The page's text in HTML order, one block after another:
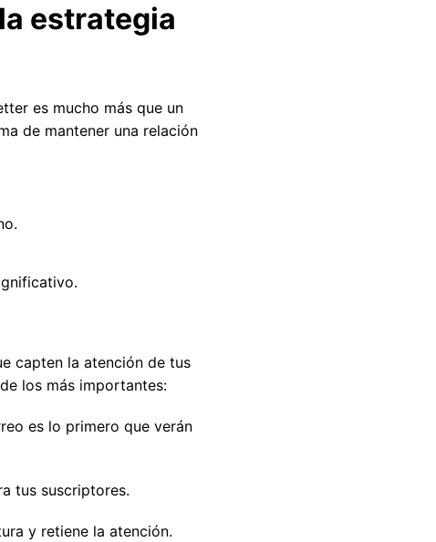
estrategia
es mucho más que un
de mantener una relación
capten la atención de tus
los más importantes:
es lo primero que verán
tus suscriptores.
y retiene la atención.